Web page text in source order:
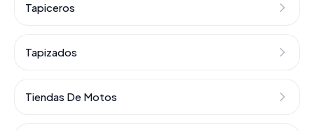
Tapiceros
Tapizados
Tiendas De Motos